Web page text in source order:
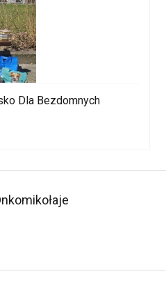
Dla Bezdomnych